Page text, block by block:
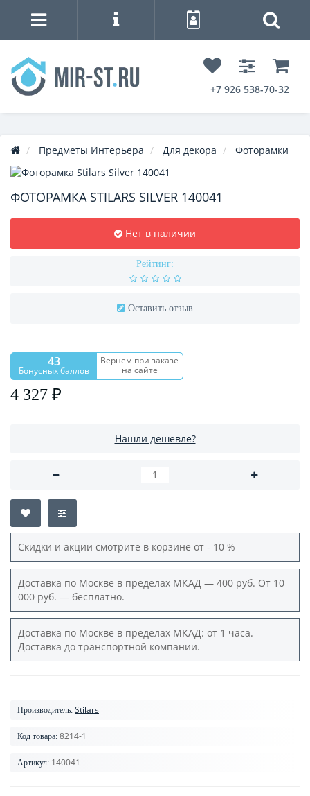
+7 926 538-70-32
Предметы Интерьера Для декора Фоторамки
ФОТОРАМКА STILARS SILVER 140041
Нет в наличии
Рейтинг:
Оставить отзыв
43
Бонусных баллов
Вернем при заказе
на сайте
4 327 ₽
Нашли дешевле?
Скидки и акции смотрите в корзине от - 10 %
Доставка по Москве в пределах МКАД — 400 руб. От 10
000 руб. — бесплатно.
Доставка по Москве в пределах МКАД: от 1 часа.
Доставка до транспортной компании.
Производитель: Stilars
Код товара: 8214-1
Артикул: 140041